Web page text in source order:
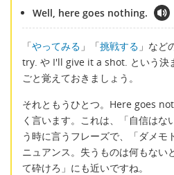
Well, here goes nothing.
「やってみる 」「挑戦する 」など
try. や I'll give it a shot. という決
ごと覚えておきましょう。
それともうひとつ。Here goes
く言います。これは、「自信はな
う時に言うフレーズで、「ダメモ
ニュアンス。失うものは何もない
て砕けろ」にも近いですね。